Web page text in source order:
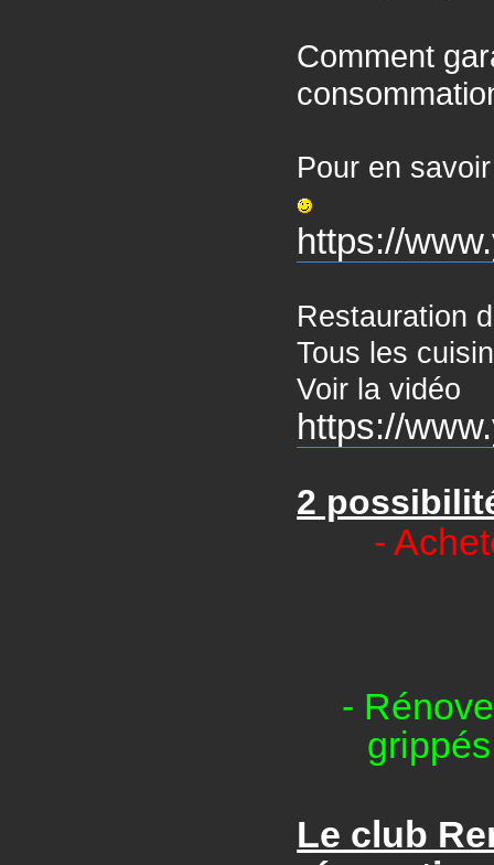
Comment
Pour en
https://
Restauration
Tous les
Voir la vidéo
https://
2
-
-
Le club